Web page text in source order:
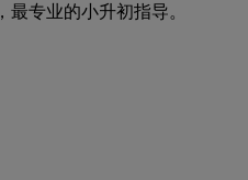
专业的小升初指导。